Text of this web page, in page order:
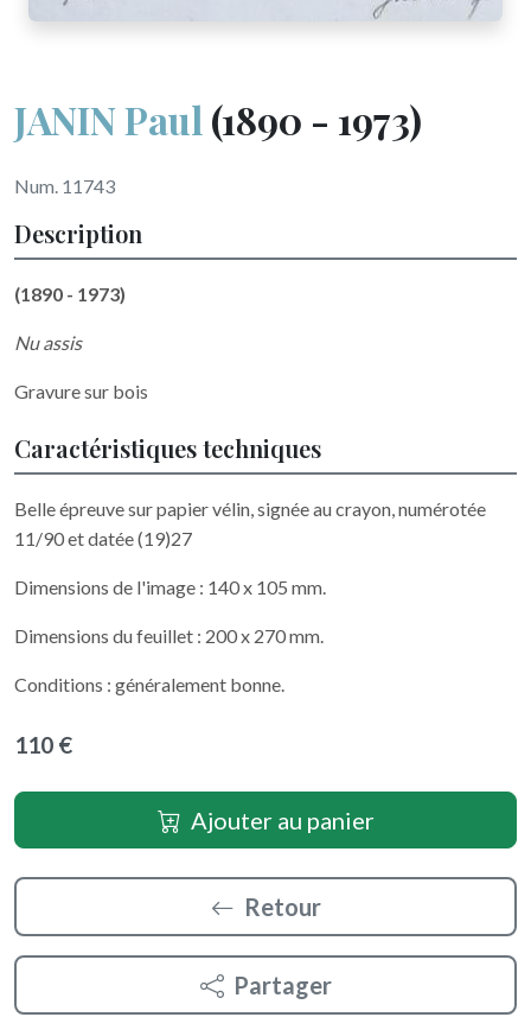
JANIN Paul (1890 - 1973)
Num. 11743
Description
(1890 - 1973)
Nu assis
Gravure sur bois
Caractéristiques techniques
Belle épreuve sur papier vélin, signée au crayon, numérotée
11/90 et datée (19)27
Dimensions de l'image : 140 x 105 mm.
Dimensions du feuillet : 200 x 270 mm.
Conditions : généralement bonne.
110 €
Ajouter au panier
Retour
Partager